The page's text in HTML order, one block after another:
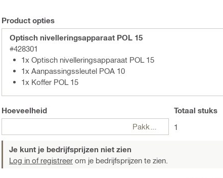
Product opties
Optisch nivelleringsapparaat POL 15
#428301
1x Optisch nivelleringsapparaat POL 15
1x Aanpassingssleutel POA 10
1x Koffer POL 15
Hoeveelheid
Pakketten
Totaal stuks
1
Je kunt je bedrijfsprijzen niet zien
Log in of registreer om je bedrijfsprijzen te zien.